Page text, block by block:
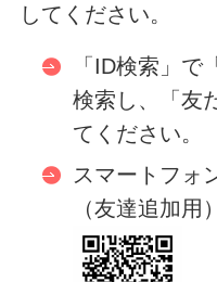
してください。
「ID検索」で「
検索し、「友
てください。
スマートフォ
（友達追加用